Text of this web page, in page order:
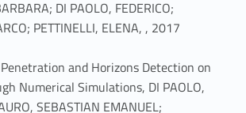
DI PAOLO, FEDERICO;
PETTINELLI, ELENA, , 2017
and Horizons Detection on
Numerical Simulations, DI PAOLO,
SEBASTIAN EMANUEL;